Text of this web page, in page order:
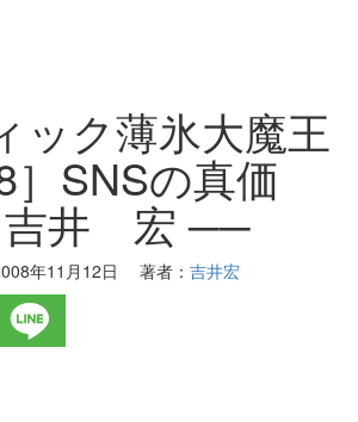
ック薄氷大魔王
］SNSの真価
井 宏 ──
年11月12日 著者： 吉井宏